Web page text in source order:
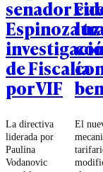
senador
Espinoza
de Fiscalía
por VIF
La directiva
liderada por
Paulina
Vodanovic
luz
El